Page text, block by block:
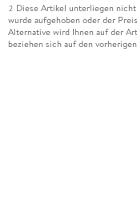
2 Diese Artikel unterliegen
wurde aufgehoben oder der
Alternative wird Ihnen auf der
beziehen sich auf den